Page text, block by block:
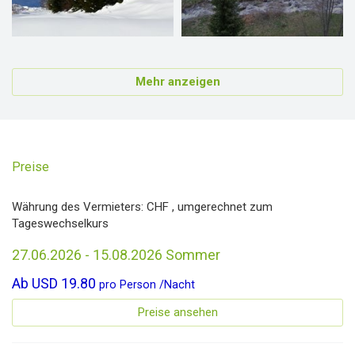
Mehr anzeigen
Preise
Währung des Vermieters: CHF , umgerechnet zum
Tageswechselkurs
27.06.2026 - 15.08.2026 Sommer
Ab USD 19.80 pro Person /Nacht
Preise ansehen